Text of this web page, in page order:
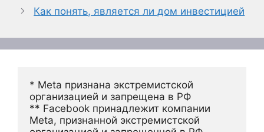
Как понять, является ли дом инвестицией
* Meta признана экстремистской
организацией и запрещена в РФ
** Facebook принадлежит компании
Meta, признанной экстремистской